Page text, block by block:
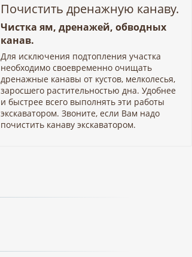
Почистить дренажную канаву.
Чистка ям, дренажей, обводных
канав.
Для исключения подтопления участка
необходимо своевременно очищать
дренажные канавы от кустов, мелколесья,
заросшего растительностью дна. Удобнее
и быстрее всего выполнять эти работы
экскаватором. Звоните, если Вам надо
почистить канаву экскаватором.